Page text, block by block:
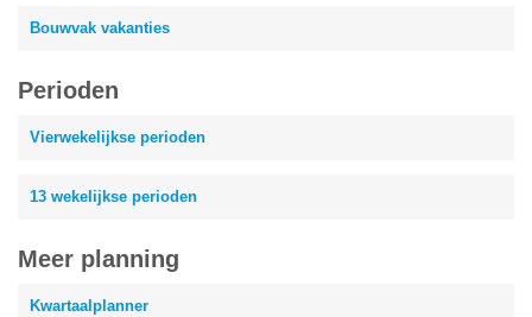
Bouwvak vakanties
Perioden
Vierwekelijkse perioden
13 wekelijkse perioden
Meer planning
Kwartaalplanner